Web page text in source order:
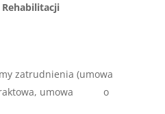
Rehabilitacji
zatrudnienia (umowa
umowa o